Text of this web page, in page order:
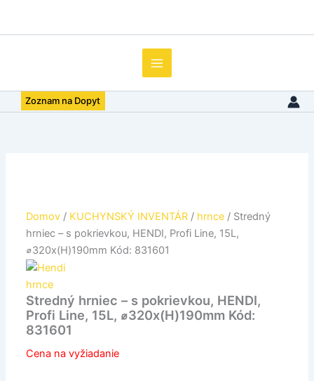
Zoznam na Dopyt
Domov / KUCHYNSKÝ INVENTÁR / hrnce / Stredný
hrniec – s pokrievkou, HENDI, Profi Line, 15L,
⌀320x(H)190mm Kód: 831601
hrnce
Stredný hrniec – s pokrievkou, HENDI,
Profi Line, 15L, ⌀320x(H)190mm Kód:
831601
Cena na vyžiadanie
hrniec
HENDI,
Profi